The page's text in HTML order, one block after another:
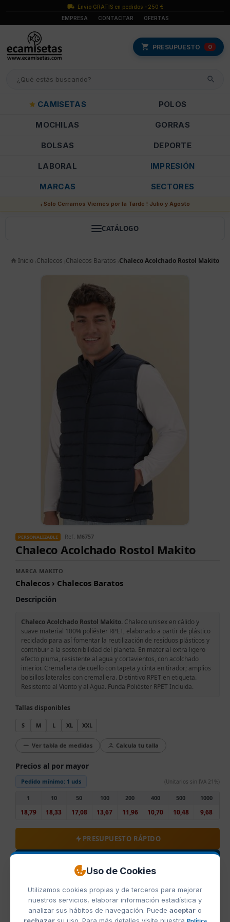
Envío GRATIS en pedidos +250 €
EMPRESA
CONTACTAR OFERTAS
PRESUPUESTO 0
CAMISETAS POLOS
MOCHILAS GORRAS
BOLSAS DEPORTE
LABORAL IMPRESIÓN
MARCAS SECTORES
¡ Sólo Cerramos Viernes por la Tarde ! Julio y Agosto
Uso de Cookies
Utilizamos cookies propias y de terceros para mejorar
nuestros servicios, elaborar información estadística y
analizar sus hábitos de navegación. Puede aceptar o
CATÁLOGO
Inicio Chalecos Chalecos Baratos Chaleco Acolchado Rostol Makito
PERSONALIZABLE Ref. M6757
Chaleco Acolchado Rostol Makito
MARCA MAKITO
Chalecos › Chalecos Baratos
Descripción
Chaleco Acolchado Rostol Makito. Chaleco unisex en cálido y
suave material 100% poliéster RPET, elaborado a partir de plástico
reciclado para así fomentar la reutilización de residuos plásticos y
contribuir a la sostenibilidad del planeta. En material extra ligero
efecto pluma, resistente al agua y cortavientos, con acolchado
interior. Cremallera de cuello con tapeta y cinta en tirador; amplios
bolsillos laterales con cremallera. Distintivo RPET en etiqueta.
Resistente al Viento y al Agua. Funda Poliéster RPET Incluida.
Tallas disponibles
S M L XL XXL
Ver tabla de medidas Calcula tu talla
Precios al por mayor
Pedido mínimo: 1 uds (Unitarios sin IVA 21%)
1
18,79
10
18,33
50
17,08
100
13,67
200
11,96
400
10,70
500
10,48
1000
9,68
PRESUPUESTO RÁPIDO